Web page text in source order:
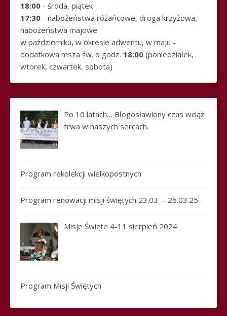
18:00 - środa, piątek
17:30 - nabożeństwa różańcowe, droga krzyżowa,
nabożeństwa majowe
w październiku, w okresie adwentu, w maju -
dodatkowa msza św. o godz. 18:00 (poniedziałek,
wtorek, czwartek, sobota)
Po 10 latach… Błogosławiony czas wciąż
trwa w naszych sercach.
Program rekolekcji wielkopostnych
Program renowacji misji świętych 23.03. – 26.03.25.
Misje Święte 4-11 sierpień 2024
Program Misji Świętych